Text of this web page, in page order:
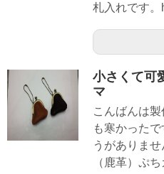
札入れです。
小さくて可
マ
こんばんは
も寒かった
うがありま
（鹿革）ぷ